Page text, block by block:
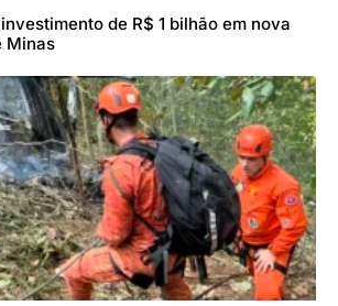
de R$ 1 bilhão em nova
Minas